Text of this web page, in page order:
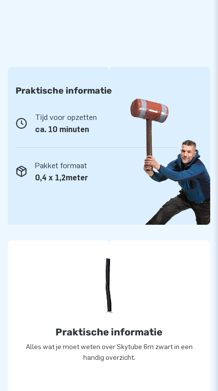
Praktische informatie
Tijd voor opzetten
ca. 10 minuten
Pakket formaat
0,4 x 1,2meter
Praktische informatie
Alles wat je moet weten over Skytube 6m zwart in een
handig overzicht.